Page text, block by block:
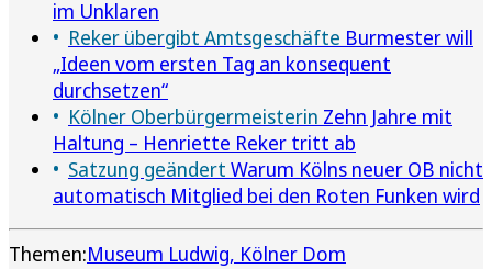
im Unklaren
Reker übergibt Amtsgeschäfte Burmester will
„Ideen vom ersten Tag an konsequent
durchsetzen“
Kölner Oberbürgermeisterin Zehn Jahre mit
Haltung – Henriette Reker tritt ab
Satzung geändert Warum Kölns neuer OB nicht
automatisch Mitglied bei den Roten Funken wird
Themen:Museum Ludwig Kölner Dom